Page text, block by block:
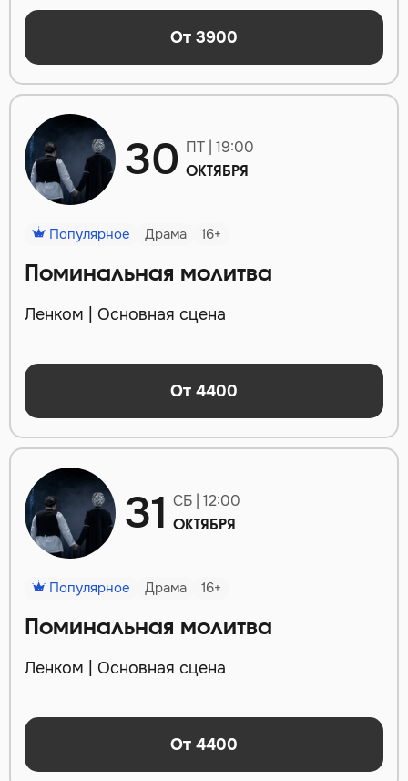
От 3900
30 ПТ | 19:00
ОКТЯБРЯ
Популярное Драма 16+
Поминальная молитва
Ленком | Основная сцена
От 4400
31 СБ | 12:00
ОКТЯБРЯ
Популярное Драма 16+
Поминальная молитва
Ленком | Основная сцена
От 4400